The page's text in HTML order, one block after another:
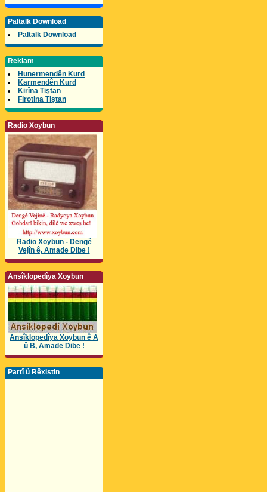
Paltalk Download
Paltalk Download
Reklam
Hunermendên Kurd
Karmendên Kurd
Kirîna Tiştan
Firotina Tiştan
Radio Xoybun
Radio Xoybun - Dengê
Vejîn ê, Amade Dibe !
Ansîklopedîya Xoybun
Ansîklopedîya Xoybun ê A
û B, Amade Dibe !
Partî û Rêxistin